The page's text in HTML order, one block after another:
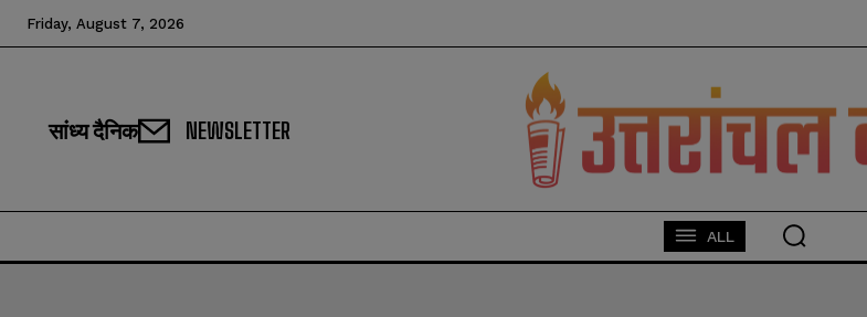
Friday, August 7, 2026
सांध्य दैनिक NEWSLETTER
ALL